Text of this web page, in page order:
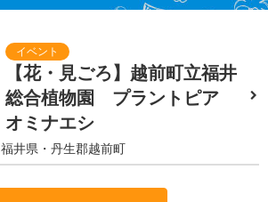
【花・見ごろ】越前町立福井
総合植物園 プラントピア
オミナエシ
福井県・丹生郡越前町